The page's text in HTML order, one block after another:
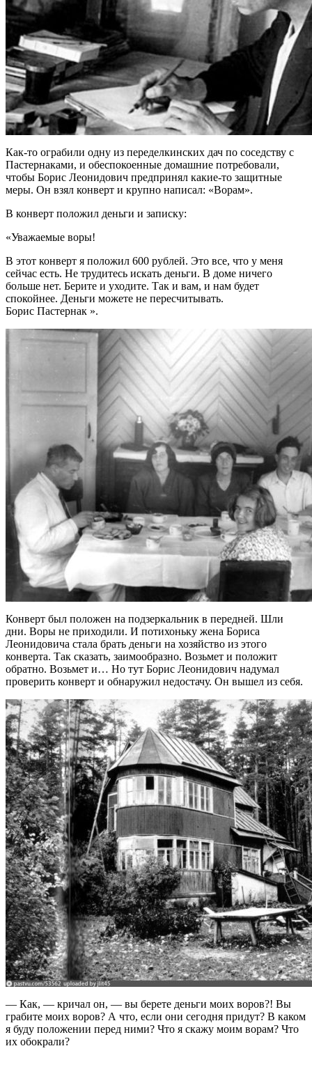
Как-то ограбили одну из переделкинских дач по соседству с
Пастернаками, и обеспокоенные домашние потребовали,
чтобы Борис Леонидович предпринял какие-то защитные
меры. Он взял конверт и крупно написал: «Ворам».
В конверт положил деньги и записку:
«Уважаемые воры!
В этот конверт я положил 600 рублей. Это все, что у меня
сейчас есть. Не трудитесь искать деньги. В доме ничего
больше нет. Берите и уходите. Так и вам, и нам будет
спокойнее. Деньги можете не пересчитывать.
Борис Пастернак ».
Конверт был положен на подзеркальник в передней. Шли
дни. Воры не приходили. И потихоньку жена Бориса
Леонидовича стала брать деньги на хозяйство из этого
конверта. Так сказать, заимообразно. Возьмет и положит
обратно. Возьмет и… Но тут Борис Леонидович надумал
проверить конверт и обнаружил недостачу. Он вышел из себя.
— Как, — кричал он, — вы берете деньги моих воров?! Вы
грабите моих воров? А что, если они сегодня придут? В каком
я буду положении перед ними? Что я скажу моим ворам? Что
их обокрали?